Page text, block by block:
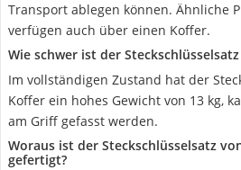
Transport ablegen können. Ähnliche
verfügen auch über einen Koffer.
Wie schwer ist der
Im vollständigen Zustand hat der
Koffer ein hohes Gewicht von 13 kg,
am Griff gefasst werden.
Woraus ist der Steckschlüsselsatz
gefertigt?